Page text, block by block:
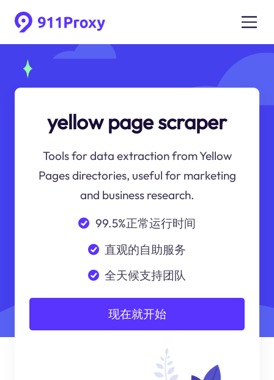
yellow page scraper
Tools for data extraction from Yellow
Pages directories, useful for marketing
and business research.
99.5%正常运行时间
直观的自助服务
全天候支持团队
现在就开始